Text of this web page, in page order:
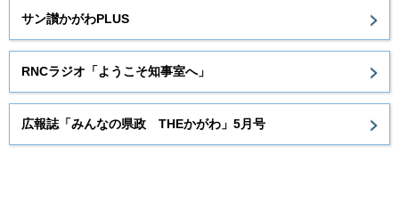
サン讃かがわPLUS
RNCラジオ「ようこそ知事室へ」
広報誌「みんなの県政 THEかがわ」5月号